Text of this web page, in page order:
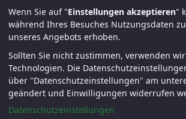
© KJF Regensburg – Alle Rechte
Fernwartung|Anmelden
Wenn Sie auf "Einstellungen akzeptieren"
während Ihres Besuches Nutzungsdaten
unseres Angebots erhoben.
Sollten Sie nicht zustimmen, verwenden
Technologien. Die
über "Datenschutzeinstellungen" am
geändert und Einwilligungen widerrufen
Datenschutzeinstellungen